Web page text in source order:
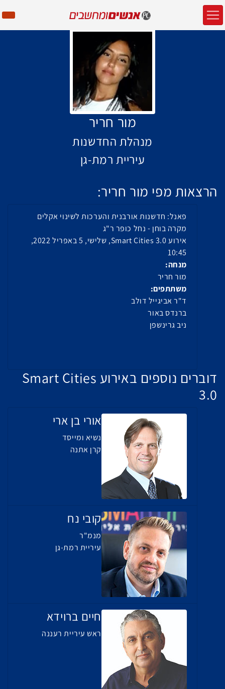
מור חריר
מנהלת החדשנות
עיריית רמת-גן
הרצאות מפי מור חריר:
פאנל: חדשנות אורבנית והערכות לשינוי אקלים
מקרה בוחן - נחל כופר ר"ג
אירוע Smart Cities 3.0, שלישי, 5 באפריל 2022,
10:45
מנחה:
מור חריר
משתתפים:
ד"ר אביגייל דולב
ברנדס באור
ניב גרינשפן
דוברים נוספים באירוע Smart Cities
3.0
אורי בן ארי
נשיא ומייסד
קרן אתנה
קובי נח
מנמ"ר
עיריית רמת-גן
חיים ברוידא
ראש עיריית רעננה